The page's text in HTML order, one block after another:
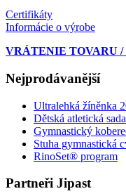
Certifikáty
Informácie o výrobe
VRÁTENIE TOVARU
Nejprodávanější
Ultralehká žíněnka
Dětská atletická sada
Gymnastický
Stuha gymnastická
RinoSet® program
Partneři Jipast